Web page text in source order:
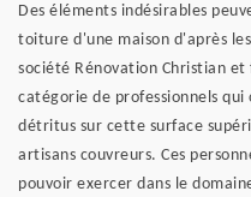
Des éléments indésirables
toiture d'une maison d'après
société Rénovation Christian
catégorie de professionnels
détritus sur cette surface
artisans couvreurs. Ces
pouvoir exercer dans le